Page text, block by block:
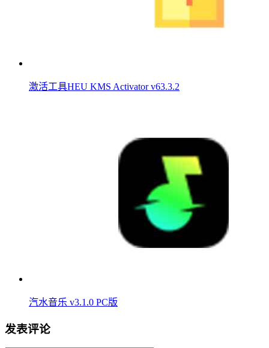
激活工具HEU KMS Activator v63.3.2
汽水音乐 v3.1.0 PC版
发表评论